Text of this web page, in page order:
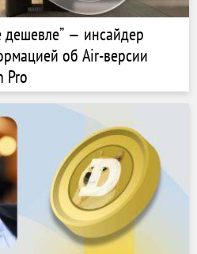
дешевле” — инсайдер
об Air-версии
Pro